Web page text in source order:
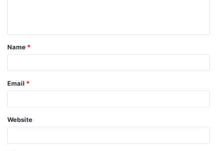
Name *
Email *
Website